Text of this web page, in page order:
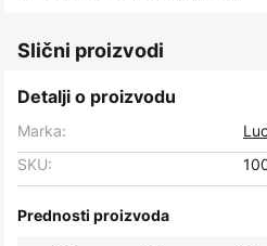
Slični proizvodi
Detalji o proizvodu
Marka:
SKU:
Prednosti proizvoda